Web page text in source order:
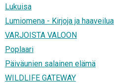
Lukuisa
Lumiomena - Kirjoja ja haaveilua
VARJOISTA VALOON
Poplaari
Päiväunien salainen elämä
WILDLIFE GATEWAY